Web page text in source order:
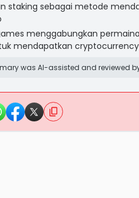
staking sebagai metode
menggabungkan
mendapatkan cryptocurrency
was AI-assisted and reviewed